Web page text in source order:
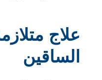
علاج
الساقين